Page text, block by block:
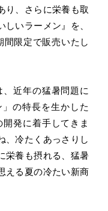
り、さらに栄養も取
いラーメン』を、
限定で販売いたし
近年の猛暑問題に
の特長を生かした
発に着手してきま
、冷たくあっさりし
栄養も摂れる、猛暑
える夏の冷たい新商